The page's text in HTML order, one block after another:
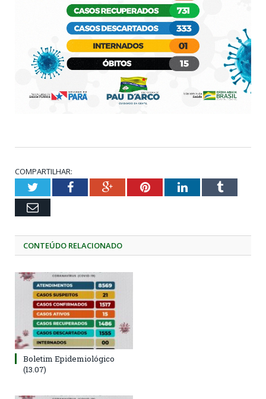
COMPARTILHAR:
TwitterFacebookGoogle+PinterestLinkedInTumblr
Email
CONTEÚDO RELACIONADO
Boletim Epidemiológico
(13.07)